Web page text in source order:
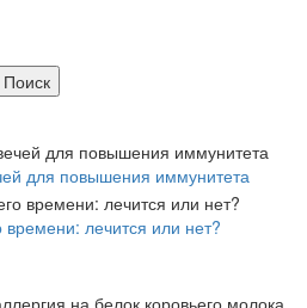
для повышения иммунитета
лечится или нет?